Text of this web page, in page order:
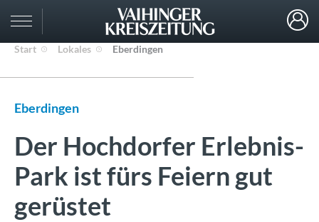
Start Lokales Eberdingen
Eberdingen
Der Hochdorfer Erlebnis-
Park ist fürs Feiern gut
gerüstet